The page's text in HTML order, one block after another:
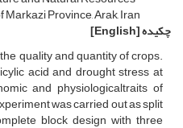
Province, Arak, Iran
چکیده[English]
quality and quantity of crops.
acid and drought stress at
and physiologicaltraits of
was carried out as split
block design with three